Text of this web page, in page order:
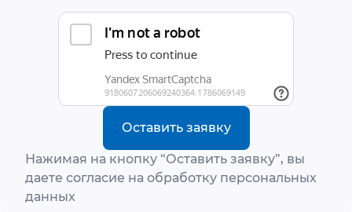
Оставить заявку
Нажимая на кнопку “Оставить заявку”, вы
даете согласие на обработку персональных
данных